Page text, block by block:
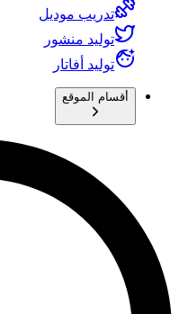
تدريب موديل
توليد منشور
توليد أفاتار
أقسام الموقع